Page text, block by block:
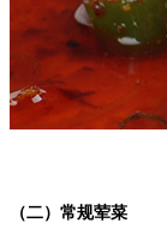
（二）常规荤菜